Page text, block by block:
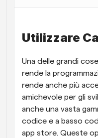
Rimani aggiornato
Riunioni
Incontrare i clienti
Link di Gruppo
Prenota senza
Utilizzare
Una delle grandi
rende la
rende anche più
amichevole per gli
anche una vasta
codice e a basso
app store. Queste